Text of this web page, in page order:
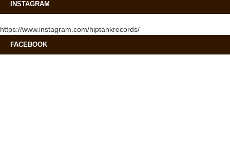
INSTAGRAM
https://www.instagram.com/hiptankrecords/
FACEBOOK